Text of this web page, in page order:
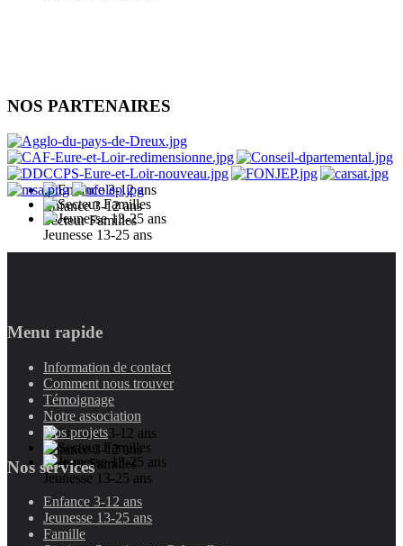
Enfance 3-12 ans
Enfance 3-12 ans
Secteur Familles
Secteur Familles
Jeunesse 13-25 ans
Jeunesse 13-25 ans
NOS PARTENAIRES
Menu rapide
Information de contact
Comment nous trouver
Témoignage
Notre association
Nos projets
Nos services
Enfance 3-12 ans
Jeunesse 13-25 ans
Famille